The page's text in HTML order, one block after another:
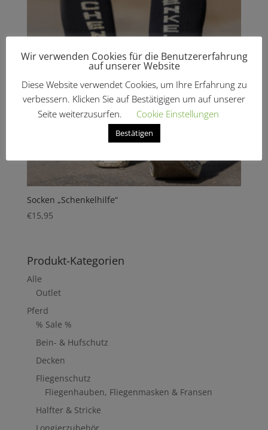
Socken „Schenkelhilfe“
€15,95
Produkt-Kategorien
Alle
Outlet
Pferd
% Sale %
Bein- & Hufschutz
Decken
Fliegenschutz
Fliegenhauben, Fliegenmasken & Fransen
Halfter & Stricke
Wir verwenden Cookies für die Benutzererfahrung
auf unserer Website
Diese Website verwendet Cookies, um Ihre Erfahrung zu
verbessern. Klicken Sie auf Bestätigigen um auf unserer
Seite weiterzusurfen.
Cookie Einstellungen
Bestätigen